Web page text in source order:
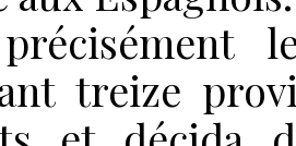
treize